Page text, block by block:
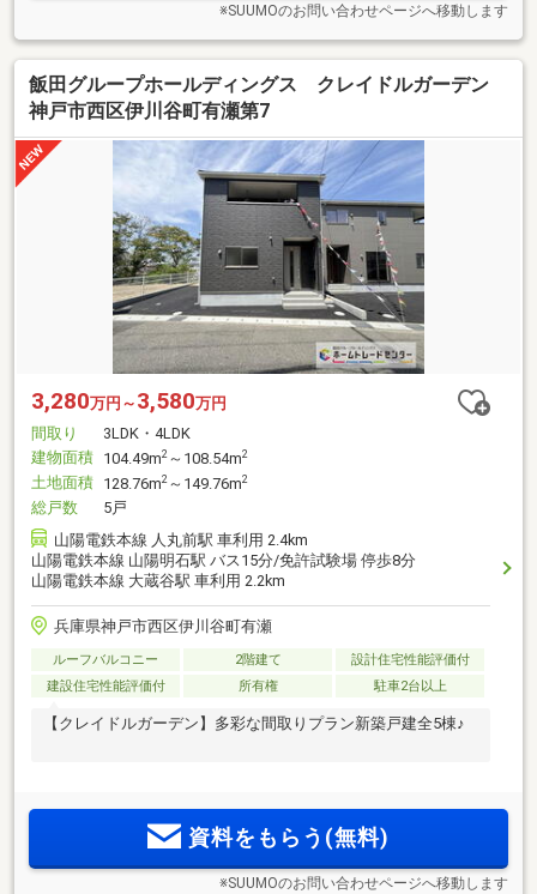
※SUUMOのお問い合わせページへ移動します
飯田グループホールディングス クレイドルガーデン
神戸市西区伊川谷町有瀬第7
3,280万円～ 3,580万円
間取り
3LDK・4LDK
建物面積 104.49m2 ～108.54m2
土地面積 128.76m2 ～149.76m2
総戸数
5戸
山陽電鉄本線 人丸前駅 車利用 2.4km
山陽電鉄本線 山陽明石駅 バス15分/免許試験場 停歩8分
山陽電鉄本線 大蔵谷駅 車利用 2.2km
兵庫県神戸市西区伊川谷町有瀬
ルーフバルコニー 2階建て
設計住宅性能評価付
建設住宅性能評価付
所有権 駐車2台以上
【クレイドルガーデン】多彩な間取りプラン新築戸建全5棟♪
資料をもらう(無料)
※SUUMOのお問い合わせページへ移動します